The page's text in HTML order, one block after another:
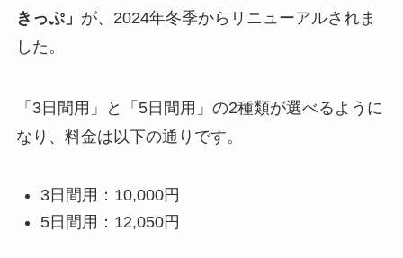
きっぷ」 が、2024年冬季からリニューアルされま
した。
「3日間用」と「5日間用」の2種類が選べるように
なり、料金は以下の通りです。
3日間用：10,000円
5日間用：12,050円